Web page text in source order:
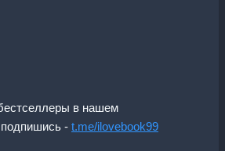
в нашем
- t.me/ilovebook99